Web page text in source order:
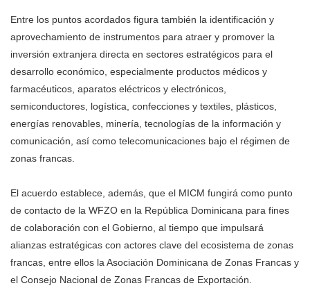
Entre los puntos acordados figura también la identificación y
aprovechamiento de instrumentos para atraer y promover la
inversión extranjera directa en sectores estratégicos para el
desarrollo económico, especialmente productos médicos y
farmacéuticos, aparatos eléctricos y electrónicos,
semiconductores, logística, confecciones y textiles, plásticos,
energías renovables, minería, tecnologías de la información y
comunicación, así como telecomunicaciones bajo el régimen de
zonas francas.
El acuerdo establece, además, que el MICM fungirá como punto
de contacto de la WFZO en la República Dominicana para fines
de colaboración con el Gobierno, al tiempo que impulsará
alianzas estratégicas con actores clave del ecosistema de zonas
francas, entre ellos la Asociación Dominicana de Zonas Francas y
el Consejo Nacional de Zonas Francas de Exportación.